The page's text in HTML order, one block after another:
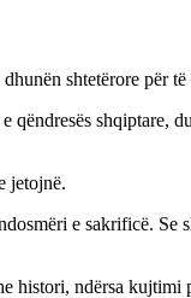
shtetërore për
shqiptare,
jetojnë.
e sakrificë. Se
histori, ndërsa kujtimi